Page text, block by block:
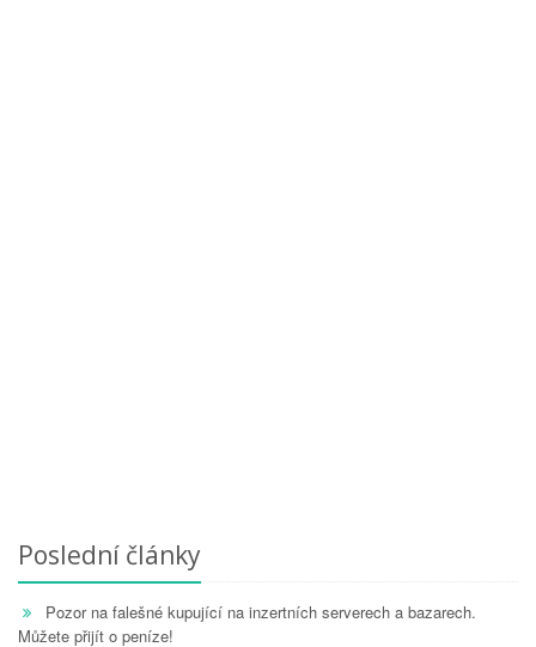
Poslední články
Pozor na falešné kupující na inzertních serverech a bazarech.
Můžete přijít o peníze!